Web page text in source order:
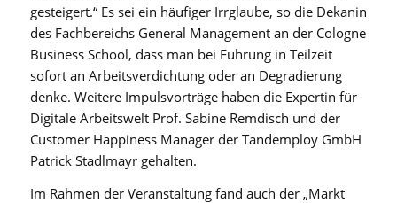
gesteigert.“ Es sei ein häufiger Irrglaube, so die Dekanin
des Fachbereichs General Management an der Cologne
Business School, dass man bei Führung in Teilzeit
sofort an Arbeitsverdichtung oder an Degradierung
denke. Weitere Impulsvorträge haben die Expertin für
Digitale Arbeitswelt Prof. Sabine Remdisch und der
Customer Happiness Manager der Tandemploy GmbH
Patrick Stadlmayr gehalten.
Im Rahmen der Veranstaltung fand auch der „Markt